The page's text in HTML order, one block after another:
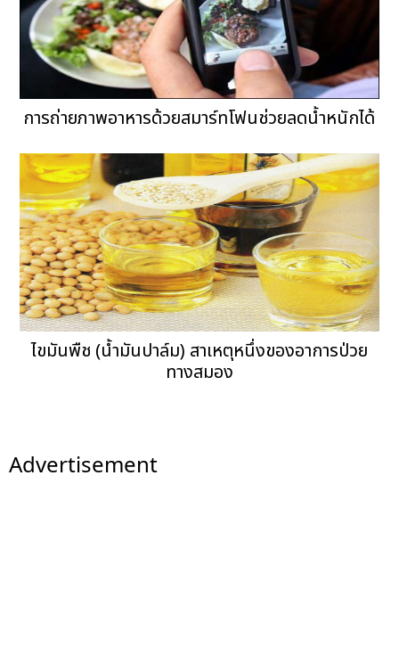
การถ่ายภาพอาหารด้วยสมาร์ทโฟนช่วยลดน้ำหนักได้
ไขมันพืช (น้ำมันปาล์ม) สาเหตุหนึ่งของอาการป่วย
ทางสมอง
Advertisement